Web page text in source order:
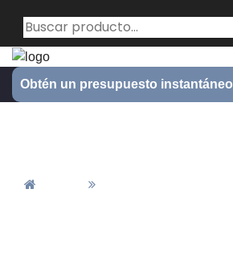
Obtén un presupuesto instantáneo